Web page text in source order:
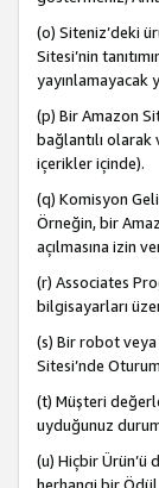
(o) Siteniz’deki
Sitesi’nin
yayınlamayacak
(p) Bir Amazon
bağlantılı
içerikler içinde).
(q) Komisyon
Örneğin, bir
açılmasına izin
(r) Associates
bilgisayarları
(s) Bir robot veya
Sitesi’nde
(t) Müşteri
uyduğunuz
(u) Hiçbir Ürün’ü
herhangi bir Ödül